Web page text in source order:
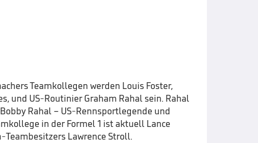
Teamkollegen werden Louis Foster,
und US-Routinier Graham Rahal sein. Rahal
Rahal – US-Rennsportlegende und
in der Formel 1 ist aktuell Lance
Lawrence Stroll.